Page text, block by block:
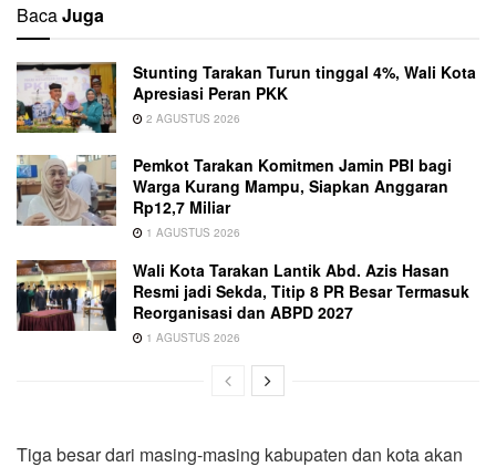
BacaJuga
Stunting Tarakan Turun tinggal 4%, Wali Kota
Apresiasi Peran PKK
2 AGUSTUS 2026
Pemkot Tarakan Komitmen Jamin PBI bagi
Warga Kurang Mampu, Siapkan Anggaran
Rp12,7 Miliar
1 AGUSTUS 2026
Wali Kota Tarakan Lantik Abd. Azis Hasan
Resmi jadi Sekda, Titip 8 PR Besar Termasuk
Reorganisasi dan ABPD 2027
1 AGUSTUS 2026
Tiga besar dari masing-masing kabupaten dan kota akan